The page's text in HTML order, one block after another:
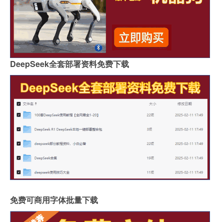
DeepSeek全套部署资料免费下载
免费可商用字体批量下载